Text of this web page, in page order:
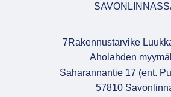
7Rakennustarvike
Aholahden
Saharannantie 17 (ent.
57810